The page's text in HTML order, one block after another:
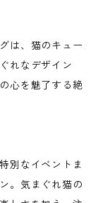
は、猫のキュー
れなデザイン
心を魅了する絶
別なイベントま
。気まぐれ猫の